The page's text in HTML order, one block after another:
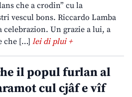
che a crodin” cu la
vescul bons. Riccardo Lamba
celebrazion. Un grazie a lui, a
che […] lei di plui +
il popul furlan al
cul cjâf e vîf